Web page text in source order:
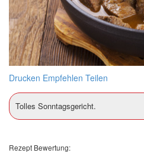
Drucken Empfehlen Teilen
Tolles Sonntagsgericht.
Rezept Bewertung: